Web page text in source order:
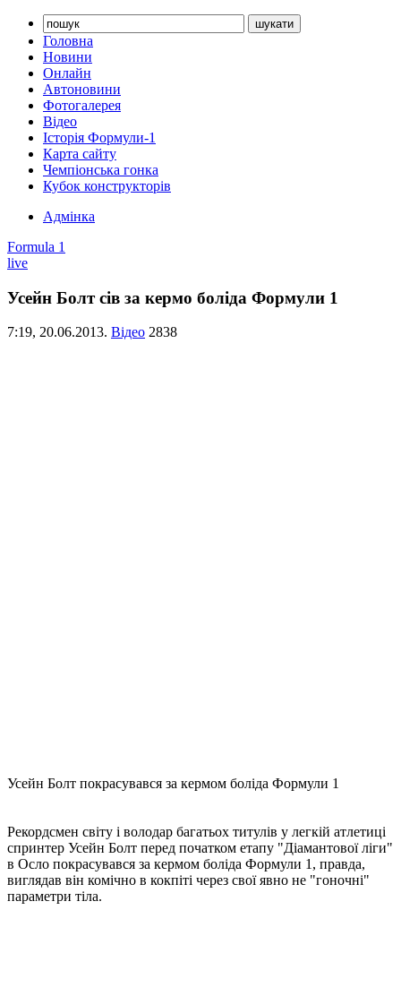
Головна
Новини
Онлайн
Автоновини
Фотогалерея
Відео
Історія Формули-1
Карта сайту
Чемпіонська гонка
Кубок конструкторів
Адмінка
Formula 1
live
Усейн Болт сів за кермо боліда Формули 1
7:19, 20.06.2013. Відео 2838
Усейн Болт покрасувався за кермом боліда Формули 1
Рекордсмен світу і володар багатьох титулів у легкій атлетиці
спринтер Усейн Болт перед початком етапу "Діамантової ліги"
в Осло покрасувався за кермом боліда Формули 1, правда,
виглядав він комічно в кокпіті через свої явно не "гоночні"
параметри тіла.